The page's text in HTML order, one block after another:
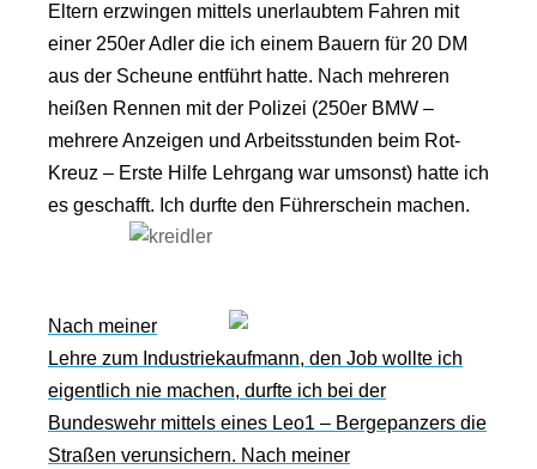
Eltern erzwingen mittels unerlaubtem Fahren mit
einer 250er Adler die ich einem Bauern für 20 DM
aus der Scheune entführt hatte. Nach mehreren
heißen Rennen mit der Polizei (250er BMW –
mehrere Anzeigen und Arbeitsstunden beim Rot-
Kreuz – Erste Hilfe Lehrgang war umsonst) hatte ich
es geschafft. Ich durfte den Führerschein machen.
Nach meiner
Lehre zum Industriekaufmann, den Job wollte ich
eigentlich nie machen, durfte ich bei der
Bundeswehr mittels eines Leo1 – Bergepanzers die
Straßen verunsichern. Nach meiner